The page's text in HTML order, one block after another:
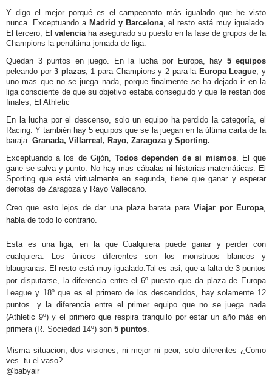
Y digo el mejor porqué es el campeonato más igualado que he visto
nunca. Exceptuando a Madrid y Barcelona, el resto está muy igualado.
El tercero, El valencia ha asegurado su puesto en la fase de grupos de la
Champions la penúltima jornada de liga.
Quedan 3 puntos en juego. En la lucha por Europa, hay 5 equipos
peleando por3 plazas, 1 para Champions y 2 para la Europa League , y
uno mas que no se juega nada, porque finalmente se ha dejado ir en la
liga consciente de que su objetivo estaba conseguido y que le restan dos
finales, El Athletic
En la lucha por el descenso, solo un equipo ha perdido la categoría, el
Racing. Y también hay 5 equipos que se la juegan en la última carta de la
baraja. Granada, Villarreal, Rayo, Zaragoza y Sporting.
Exceptuando a los de Gijón, Todos dependen de si mismos. El que
gane se salva y punto. No hay mas cábalas ni historias matemáticas. El
Sporting que está virtualmente en segunda, tiene que ganar y esperar
derrotas de Zaragoza y Rayo Vallecano.
Creo que esto lejos de dar una plaza barata paraViajar por Europa
habla de todo lo contrario.
Esta es una liga, en la que Cualquiera puede ganar y perder con
cualquiera. Los únicos diferentes son los monstruos blancos y
blaugranas. El resto está muy igualado.Tal es asi, que a falta de 3 puntos
por disputarse, la diferencia entre el 6º puesto que da plaza de Europa
League y 18º que es el primero de los descendidos, hay solamente 12
puntos. y la diferencia entre el primer equipo que no se juega nada
(Athletic 9º) y el primero que respira tranquilo por estar un año más en
primera (R. Sociedad 14º) son 5 puntos
Misma situacion, dos visiones, ni mejor ni peor, solo diferentes ¿Como
ves tu el vaso?
@babyair